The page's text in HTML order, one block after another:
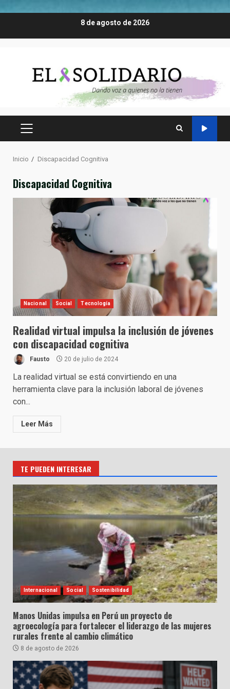
8 de agosto de 2026
MENÚ
Inicio Discapacidad Cognitiva
Discapacidad Cognitiva
Nacional Social Tecnología
Realidad virtual impulsa la inclusión de jóvenes
con discapacidad cognitiva
Fausto 20 de julio de 2024
La realidad virtual se está convirtiendo en una
herramienta clave para la inclusión laboral de jóvenes
con...
Leer Más
TE PUEDEN INTERESAR
Internacional Social Sostenibilidad
Manos Unidas impulsa en Perú un proyecto de
agroecología para fortalecer el liderazgo de las mujeres
rurales frente al cambio climático
8 de agosto de 2026